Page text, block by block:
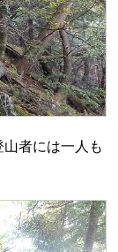
者には一人も